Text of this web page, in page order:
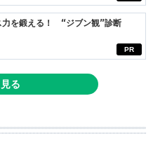
PR
力を鍛える！ “ジブン観”診断
る